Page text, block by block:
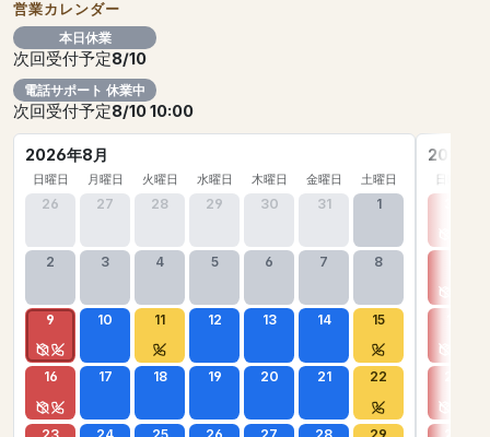
営業カレンダー
本日休業
次回受付予定8/10
電話サポート 休業中
次回受付予定8/10 10:00
2026年8月
日曜日 月曜日 火曜日 水曜日 木曜日 金曜日 土曜日
26 27 28 29 30 31 1
2 3 4 5 6 7 8
9 10 11 12 13 14 15
16 17 18 19 20 21 22
2026年
日曜日